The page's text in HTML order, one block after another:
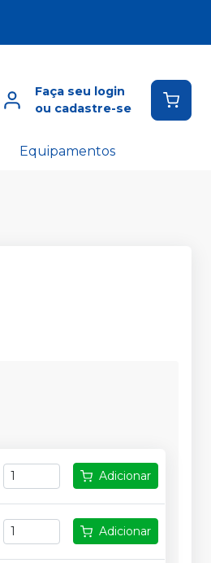
Faça seu login
ou cadastre-se
Equipamentos
Adicionar
Adicionar